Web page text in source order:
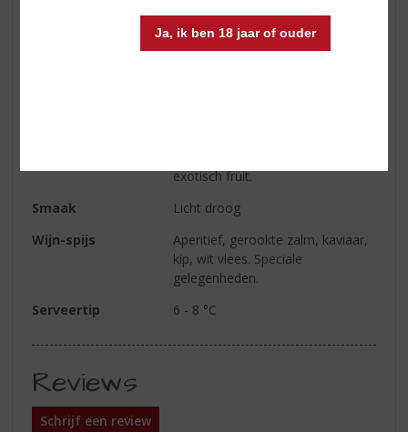
Ja, ik ben 18 jaar of ouder
Alcoholpercentage
12% vol
exotisch fruit.
Smaak
Licht droog
Wijn-spijs
Aperitief, gerookte zalm, kaviaar,
kip, wit vlees. Speciale
gelegenheden.
Serveertip
6 - 8 °C
Reviews
Schrijf een review